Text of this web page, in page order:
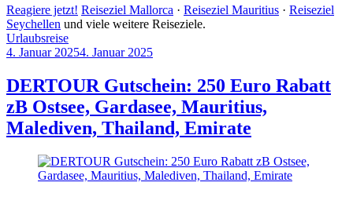
Reagiere jetzt! Reiseziel Mallorca · Reiseziel Mauritius · Reiseziel
Seychellen und viele weitere Reiseziele.
Urlaubsreise
4. Januar 20254. Januar 2025
Allan
DERTOUR Gutschein: 250 Euro Rabatt
zB Ostsee, Gardasee, Mauritius,
Malediven, Thailand, Emirate